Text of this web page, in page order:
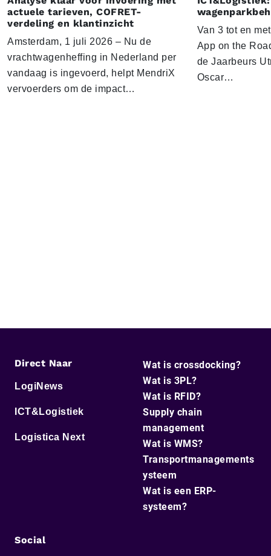
actuele tarieven, COFRET-
verdeling en klantinzicht
Amsterdam, 1 juli 2026 – Nu de
vrachtwagenheffing in Nederland per
vandaag is ingevoerd, helpt MendriX
vervoerders om de impact…
Van 3 tot en
App on the
de Jaarbeurs
Oscar…
Direct Naar
LogiNews
ICT&Logistiek
Logistica Next
Wat is crossdocking?
Wat is 3PL?
Wat is RFID?
Supply chain
management
Wat is WMS?
Transportmanagements
ysteem
Wat is een ERP-
systeem?
Social